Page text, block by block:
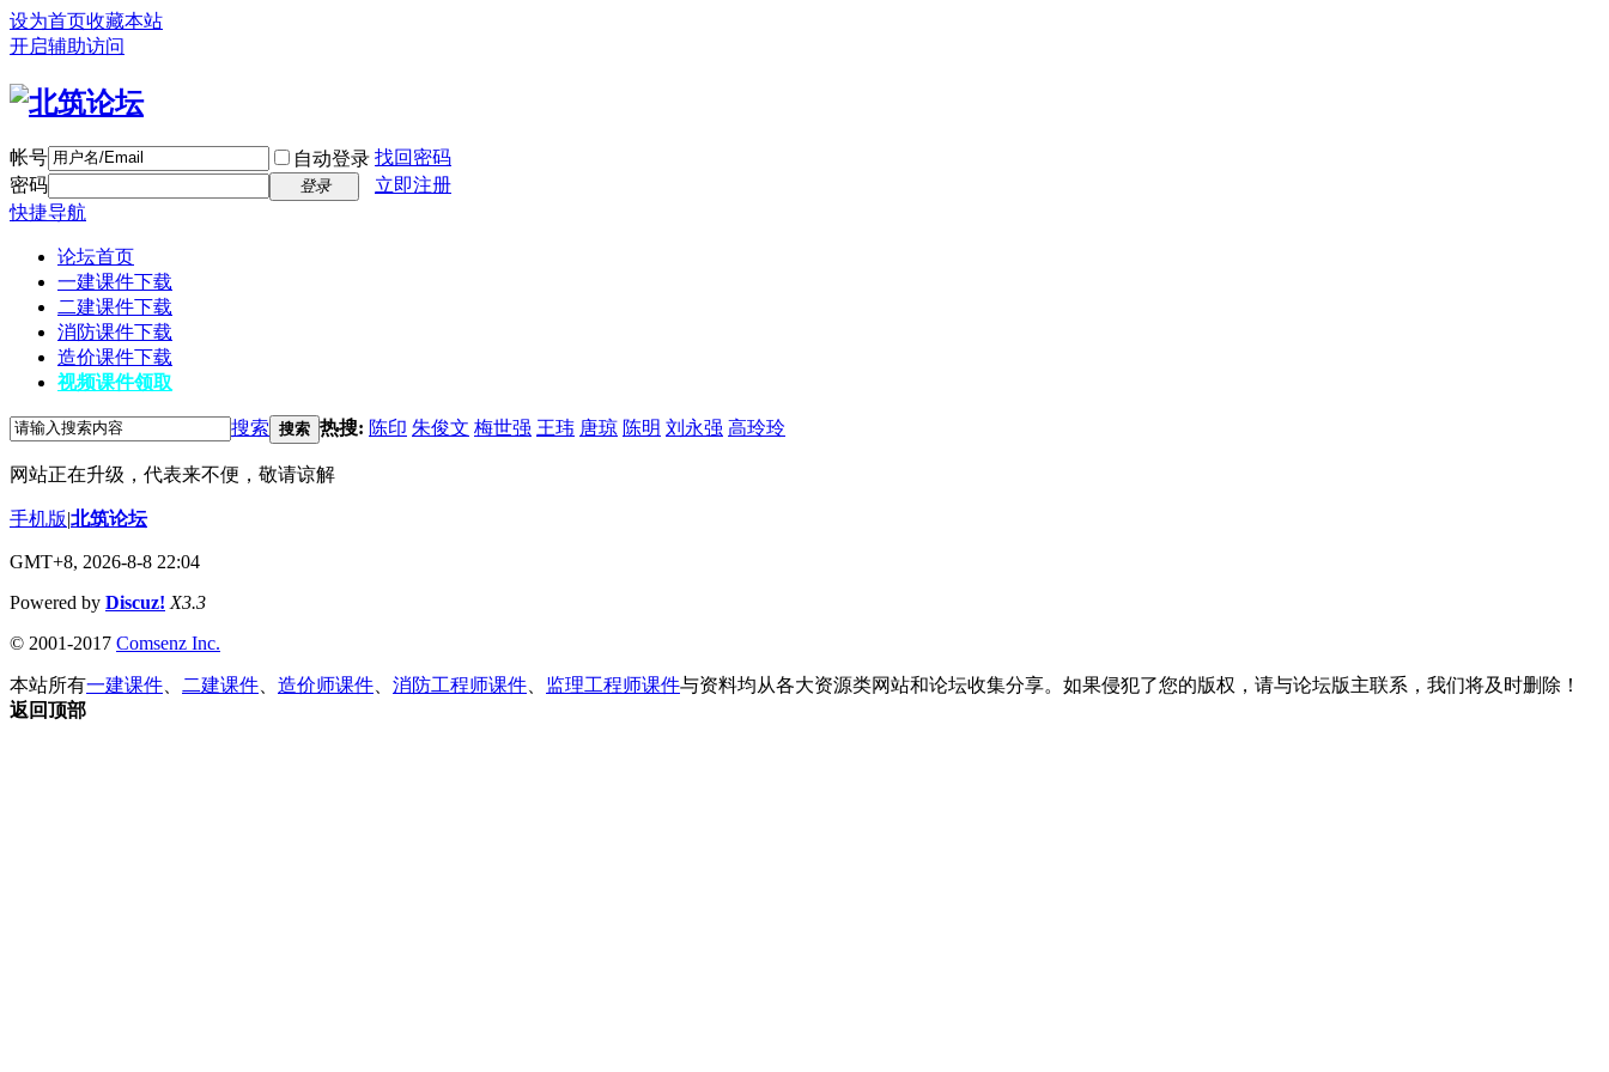
设为首页收藏本站
开启辅助访问
帐号 自动登录 找回密码
密码
登录
立即注册
快捷导航
论坛首页
一建课件下载
二建课件下载
消防课件下载
造价课件下载
视频课件领取
搜索 搜索 热搜: 陈印 朱俊文 梅世强 王玮 唐琼 陈明 刘永强 高玲玲
网站正在升级，代表来不便，敬请谅解
手机版|北筑论坛
GMT+8, 2026-8-8 22:04
Powered by Discuz! X3.3
© 2001-2017 Comsenz Inc.
本站所有一建课件 二建课件 造价师课件 消防工程师课件 监理工程师课件与资料均从各大资源类网站和论坛收集分享。如果侵犯了您的版权，请与论坛版主联系，我们将及时删除！
返回顶部